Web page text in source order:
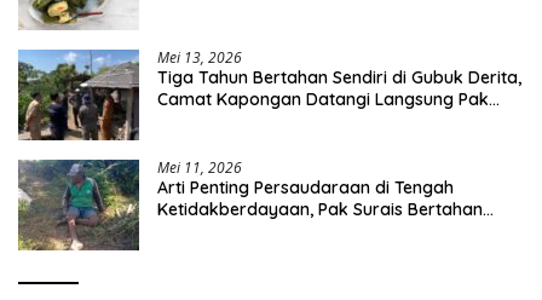
Mei 13, 2026
Tiga Tahun Bertahan Sendiri di Gubuk Derita,
Camat Kapongan Datangi Langsung Pak
Mei 11, 2026
Arti Penting Persaudaraan di Tengah
Ketidakberdayaan, Pak Surais Bertahan